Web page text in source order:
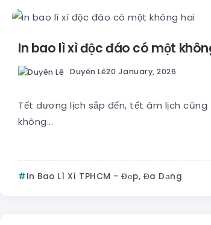
In bao lì xì độc đáo có một
Duyên Lê20 January, 2026
Tết dương lịch sắp đến, tết âm lịch
không...
In Bao Lì Xì TPHCM - Đẹp, Đa Dạng